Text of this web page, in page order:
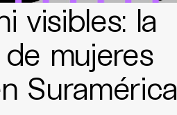
visibles: la
mujeres
Suramérica